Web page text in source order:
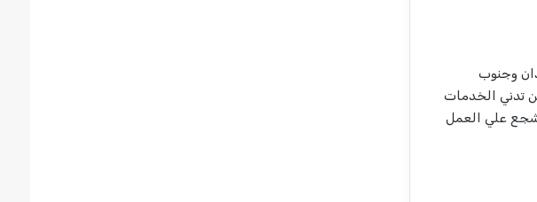
وجنوب
تدني الخدمات
تشجع علي العمل